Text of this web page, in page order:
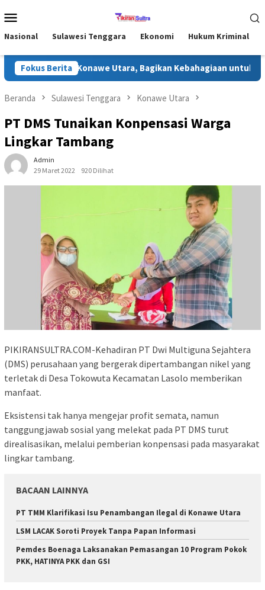
ke
Mobile
Nasional Sulawesi Tenggara Ekonomi Hukum Kriminal
Fokus Beritadi Konawe Utara, Bagikan Kebahagiaan untuk
Beranda Sulawesi Tenggara Konawe Utara
PT DMS Tunaikan Konpensasi Warga
Lingkar Tambang
Admin
29 Maret 2022
920 Dilihat
PIKIRANSULTRA.COM-Kehadiran PT Dwi Multiguna Sejahtera
(DMS) perusahaan yang bergerak dipertambangan nikel yang
terletak di Desa Tokowuta Kecamatan Lasolo memberikan
manfaat.
Eksistensi tak hanya mengejar profit semata, namun
tanggungjawab sosial yang melekat pada PT DMS turut
direalisasikan, melalui pemberian konpensasi pada masyarakat
lingkar tambang.
BACAAN LAINNYA
PT TMM Klarifikasi Isu Penambangan Ilegal di Konawe Utara
LSM LACAK Soroti Proyek Tanpa Papan Informasi
Pemdes Boenaga Laksanakan Pemasangan 10 Program Pokok
PKK, HATINYA PKK dan GSI